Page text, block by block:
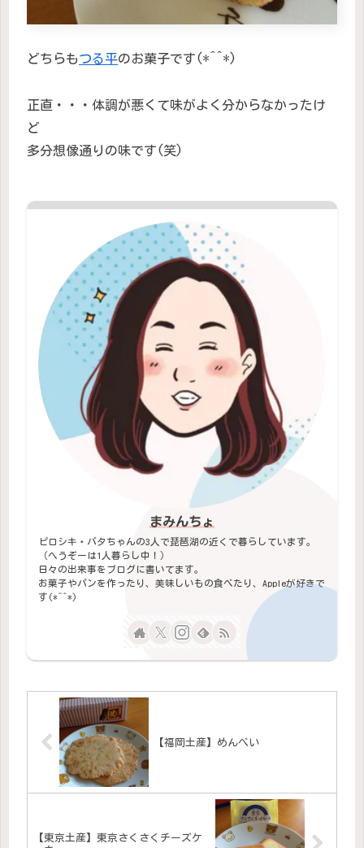
どちらもつる平のお菓子です(*^^*)
正直・・・体調が悪くて味がよく分からなかったけ
ど
多分想像通りの味です(笑)
まみんちょ
ピロシキ・バタちゃんの3人で琵琶湖の近くで暮らしています。
（へうぞーは1人暮らし中！）
日々の出来事をブログに書いてます。
お菓子やパンを作ったり、美味しいもの食べたり、Appleが好きで
す(*^^*)
【福岡土産】めんべい
【東京土産】東京さくさくチーズケ